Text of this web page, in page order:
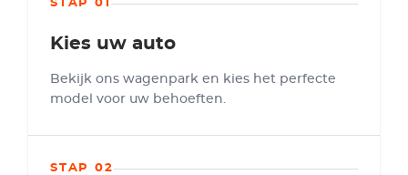
STAP 01
Kies uw auto
Bekijk ons wagenpark en kies het perfecte
model voor uw behoeften.
STAP 02